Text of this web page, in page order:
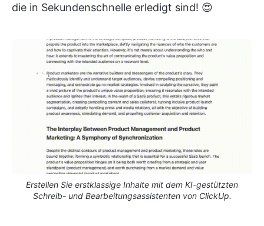
die in Sekundenschnelle erledigt sind! 😍
Erstellen Sie erstklassige Inhalte mit dem KI-gestützten
Schreib- und Bearbeitungsassistenten von ClickUp.